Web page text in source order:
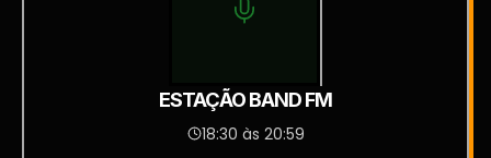
ESTAÇÃO BAND FM
18:30 às 20:59